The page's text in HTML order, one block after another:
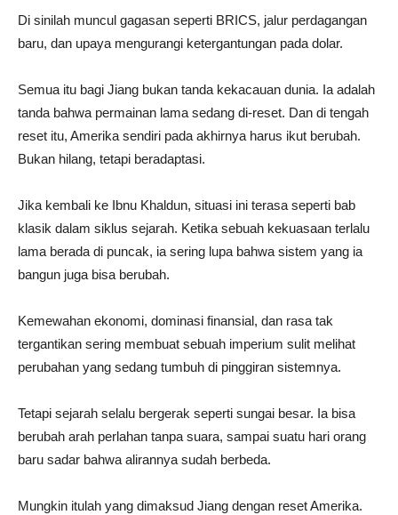
Di sinilah muncul gagasan seperti BRICS, jalur perdagangan
baru, dan upaya mengurangi ketergantungan pada dolar.
Semua itu bagi Jiang bukan tanda kekacauan dunia. Ia adalah
tanda bahwa permainan lama sedang di-reset. Dan di tengah
reset itu, Amerika sendiri pada akhirnya harus ikut berubah.
Bukan hilang, tetapi beradaptasi.
Jika kembali ke Ibnu Khaldun, situasi ini terasa seperti bab
klasik dalam siklus sejarah. Ketika sebuah kekuasaan terlalu
lama berada di puncak, ia sering lupa bahwa sistem yang ia
bangun juga bisa berubah.
Kemewahan ekonomi, dominasi finansial, dan rasa tak
tergantikan sering membuat sebuah imperium sulit melihat
perubahan yang sedang tumbuh di pinggiran sistemnya.
Tetapi sejarah selalu bergerak seperti sungai besar. Ia bisa
berubah arah perlahan tanpa suara, sampai suatu hari orang
baru sadar bahwa alirannya sudah berbeda.
Mungkin itulah yang dimaksud Jiang dengan reset Amerika.